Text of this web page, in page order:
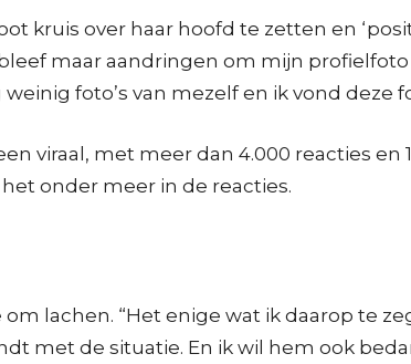
kruis over haar hoofd te zetten en
maar aandringen om mijn
foto’s van mezelf en ik vond
viraal, met meer dan 4.000 reacties en
onder meer in de reacties.
lachen. “Het enige wat ik daarop te
met de situatie. En ik wil hem ook